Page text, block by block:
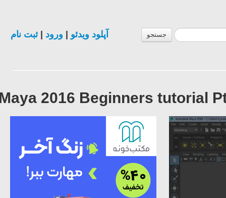
جستجو آپلود ویدئو| ورود| ثبت نام
Maya 2016 Beginners tutorial